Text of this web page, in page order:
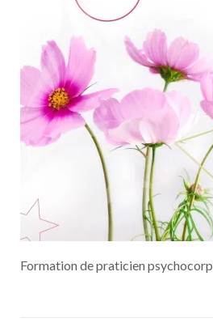
Formation de praticien